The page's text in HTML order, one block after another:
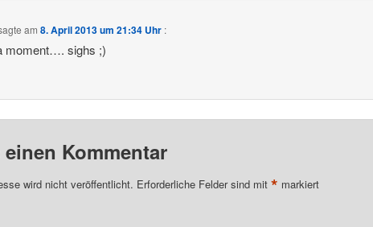
am8. April 2013 um 21:34 Uhr :
moment…. sighs ;)
Kommentar
wird nicht veröffentlicht. Erforderliche Felder sind mit * markiert